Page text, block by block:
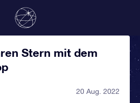
Stern mit dem
20 Aug. 2022